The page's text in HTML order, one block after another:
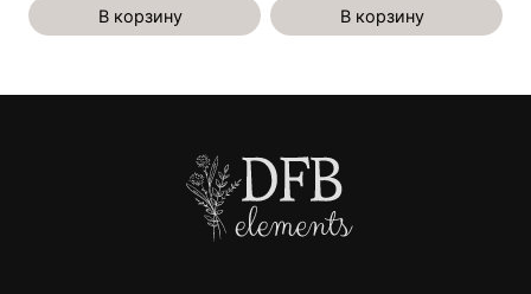
В корзину В корзину